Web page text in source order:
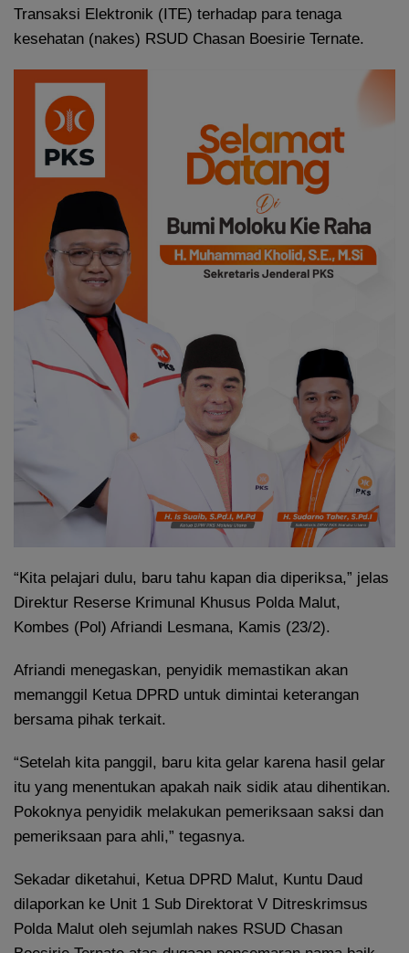
Transaksi Elektronik (ITE) terhadap para tenaga
kesehatan (nakes) RSUD Chasan Boesirie Ternate.
“Kita pelajari dulu, baru tahu kapan dia diperiksa,” jelas
Direktur Reserse Krimunal Khusus Polda Malut,
Kombes (Pol) Afriandi Lesmana, Kamis (23/2).
Afriandi menegaskan, penyidik memastikan akan
memanggil Ketua DPRD untuk dimintai keterangan
bersama pihak terkait.
“Setelah kita panggil, baru kita gelar karena hasil gelar
itu yang menentukan apakah naik sidik atau dihentikan.
Pokoknya penyidik melakukan pemeriksaan saksi dan
pemeriksaan para ahli,” tegasnya.
Sekadar diketahui, Ketua DPRD Malut, Kuntu Daud
dilaporkan ke Unit 1 Sub Direktorat V Ditreskrimsus
Polda Malut oleh sejumlah nakes RSUD Chasan